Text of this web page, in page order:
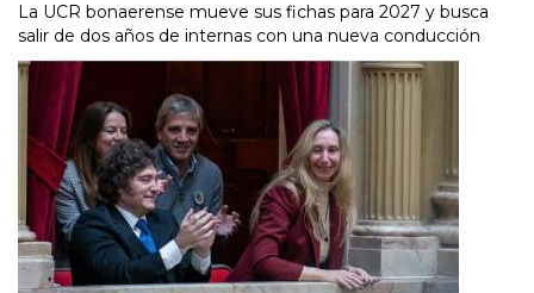
La UCR bonaerense mueve sus fichas para 2027 y busca
salir de dos años de internas con una nueva conducción